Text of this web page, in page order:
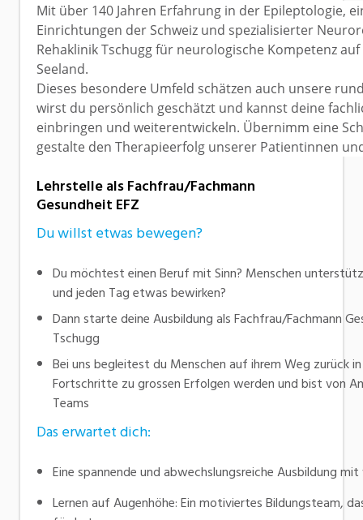
Mit über 140 Jahren Erfahrung in der Epileptologie,
Einrichtungen der Schweiz und spezialisierter
Rehaklinik Tschugg für neurologische Kompetenz
Seeland.
Dieses besondere Umfeld schätzen auch unsere
wirst du persönlich geschätzt und kannst deine
einbringen und weiterentwickeln. Übernimm eine
gestalte den Therapieerfolg unserer Patientinnen
Lehrstelle als Fachfrau/Fachmann
Gesundheit EFZ
Du willst etwas bewegen?
Du möchtest einen Beruf mit Sinn? Menschen
und jeden Tag etwas bewirken?
Dann starte deine Ausbildung als Fachfrau/Fachmann
Tschugg
Bei uns begleitest du Menschen auf ihrem Weg zurück
Fortschritte zu grossen Erfolgen werden und bist von
Teams
Das erwartet dich:
Eine spannende und abwechslungsreiche Ausbildung mit
Lernen auf Augenhöhe: Ein motiviertes Bildungsteam,